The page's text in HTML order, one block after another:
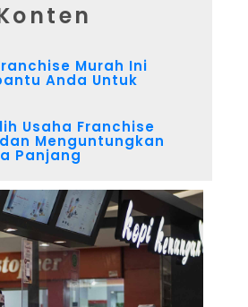
Murah Ini
Anda Untuk
Usaha Franchise
Menguntungkan
Panjang